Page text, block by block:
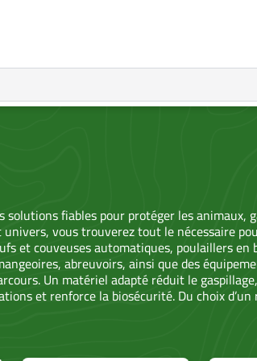
solutions fiables pour protéger les animaux,
vous trouverez tout le nécessaire
et couveuses automatiques, poulaillers en
abreuvoirs, ainsi que des
Un matériel adapté réduit le
et renforce la biosécurité. Du choix
poste compte pour la santé, la